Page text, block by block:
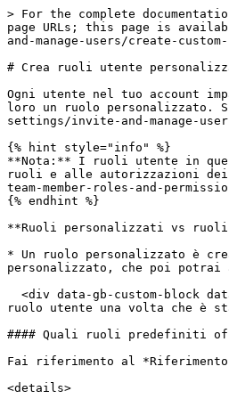
> For the complete documentation index, see [llms.txt](https://help.impact.com/llms.txt). Markdown versions of documentation pages are available by appending `.md` to page URLs; this page is available as [Markdown](https://help.impact.com/brand/it/what-would-you-like-to-learn-about/account-administration/account-settings/invite-and-manage-users/create-custom-user-roles.md).

# Crea ruoli utente personalizzati

Ogni utente nel tuo account impact.com ha un ruolo utente e autorizzazioni assegnati. Agli utenti può essere assegnato un ruolo predefinito, oppure puoi creare per loro un ruolo personalizzato. Scopri come gestire [i ruoli personalizzati esistenti](/brand/it/what-would-you-like-to-learn-about/account-administration/account-settings/invite-and-manage-users/manage-custom-roles.md).

{% hint style="info" %}
**Nota:** I ruoli utente in questo articolo si applicano solo ai *Prestazioni* e *Creator* programmi. Per *Advocate* gli utenti del programma, fai riferimento ai ruoli e alle autorizzazioni dei membri [qui](/brand/it/what-would-you-like-to-learn-about/account-administration/account-settings/invite-and-manage-users/advocate-team-member-roles-and-permissions.md) per informazioni dettagliate sui ruoli specifici del *Advocate* programma.
{% endhint %}

**Ruoli personalizzati vs ruoli predefiniti**

* Un ruolo personalizzato è creato da te, mentre i ruoli predefiniti sono creati da impact.com per comodità. I passaggi seguenti spiegano come creare un ruolo personalizzato, che poi potrai applicare a qualsiasi account utente.

  <div data-gb-custom-block data-tag="hint"